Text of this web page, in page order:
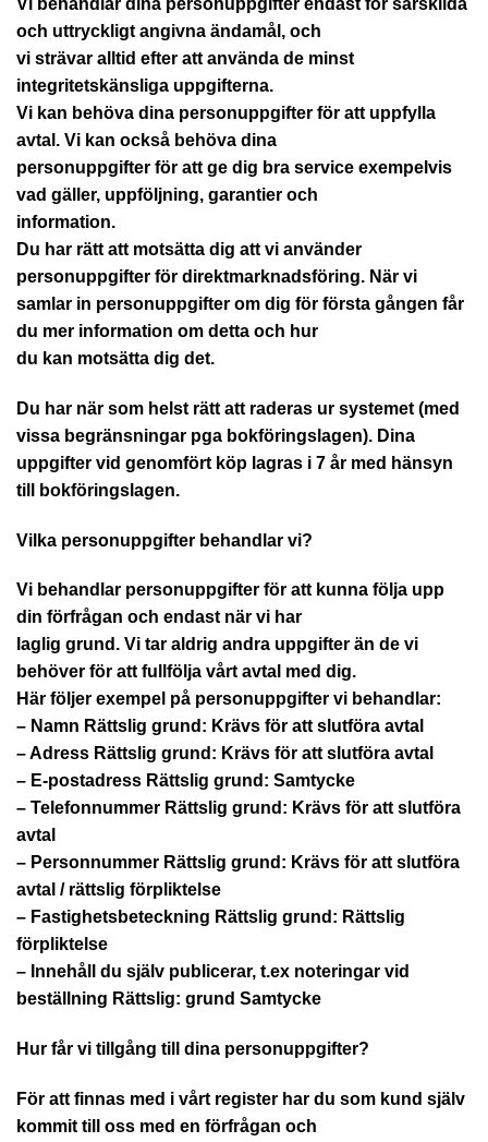
Vi behandlar dina personuppgifter endast för särskilda
och uttryckligt angivna ändamål, och
vi strävar alltid efter att använda de minst
integritetskänsliga uppgifterna.
Vi kan behöva dina personuppgifter för att uppfylla
avtal. Vi kan också behöva dina
personuppgifter för att ge dig bra service exempelvis
vad gäller, uppföljning, garantier och
information.
Du har rätt att motsätta dig att vi använder
personuppgifter för direktmarknadsföring. När vi
samlar in personuppgifter om dig för första gången får
du mer information om detta och hur
du kan motsätta dig det.
Du har när som helst rätt att raderas ur systemet (med
vissa begränsningar pga bokföringslagen). Dina
uppgifter vid genomfört köp lagras i 7 år med hänsyn
till bokföringslagen.
Vilka personuppgifter behandlar vi?
Vi behandlar personuppgifter för att kunna följa upp
din förfrågan och endast när vi har
laglig grund. Vi tar aldrig andra uppgifter än de vi
behöver för att fullfölja vårt avtal med dig.
Här följer exempel på personuppgifter vi behandlar:
– Namn Rättslig grund: Krävs för att slutföra avtal
– Adress Rättslig grund: Krävs för att slutföra avtal
– E-postadress Rättslig grund: Samtycke
– Telefonnummer Rättslig grund: Krävs för att slutföra
avtal
– Personnummer Rättslig grund: Krävs för att slutföra
avtal / rättslig förpliktelse
– Fastighetsbeteckning Rättslig grund: Rättslig
förpliktelse
– Innehåll du själv publicerar, t.ex noteringar vid
beställning Rättslig: grund Samtycke
Hur får vi tillgång till dina personuppgifter?
För att finnas med i vårt register har du som kund själv
kommit till oss med en förfrågan och